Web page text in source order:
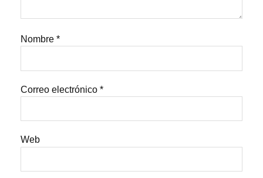
Nombre*
Correo electrónico*
Web